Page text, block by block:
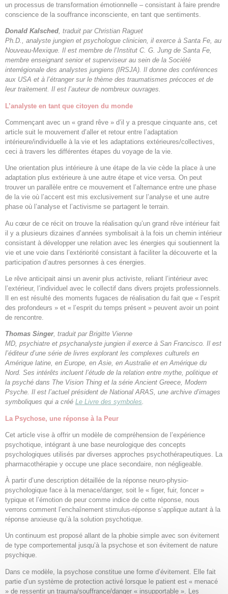
un processus de transformation émotionnelle – consistant à faire prendre
conscience de la souffrance inconsciente, en tant que sentiments.
Donald Kalsched, traduit par Christian Raguet
Ph.D., analyste jungien et psychologue clinicien, il exerce à Santa Fe, au
Nouveau-Mexique. Il est membre de l’Institut C. G. Jung de Santa Fe,
membre enseignant senior et superviseur au sein de la Société
interrégionale des analystes jungiens (IRSJA). Il donne des conférences
aux USA et à l’étranger sur le thème des traumatismes précoces et de
leur traitement. Il est l’auteur de nombreux ouvrages.
L’analyste en tant que citoyen du monde
Commençant avec un « grand rêve » d’il y a presque cinquante ans, cet
article suit le mouvement d’aller et retour entre l’adaptation
intérieure/individuelle à la vie et les adaptations extérieures/collectives,
ceci à travers les différentes étapes du voyage de la vie.
Une orientation plus intérieure à une étape de la vie cède la place à une
adaptation plus extérieure à une autre étape et vice versa. On peut
trouver un parallèle entre ce mouvement et l’alternance entre une phase
de la vie où l’accent est mis exclusivement sur l’analyse et une autre
phase où l’analyse et l’activisme se partagent le terrain.
Au cœur de ce récit on trouve la réalisation qu’un grand rêve intérieur fait
il y a plusieurs dizaines d’années symbolisait à la fois un chemin intérieur
consistant à développer une relation avec les énergies qui soutiennent la
vie et une voie dans l’extériorité consistant à faciliter la découverte et la
participation d’autres personnes à ces énergies.
Le rêve anticipait ainsi un avenir plus activiste, reliant l’intérieur avec
l’extérieur, l’individuel avec le collectif dans divers projets professionnels.
Il en est résulté des moments fugaces de réalisation du fait que « l’esprit
des profondeurs » et « l’esprit du temps présent » peuvent avoir un point
de rencontre.
Thomas Singer, traduit par Brigitte Vienne
MD, psychiatre et psychanalyste jungien il exerce à San Francisco. Il est
l’éditeur d’une série de livres explorant les complexes culturels en
Amérique latine, en Europe, en Asie, en Australie et en Amérique du
Nord. Ses intérêts incluent l’étude de la relation entre mythe, politique et
la psyché dans The Vision Thing et la série Ancient Greece, Modern
Psyche. Il est l’actuel président de National ARAS, une archive d’images
symboliques qui a créé Le Livre des symboles.
La Psychose, une réponse à la Peur
Cet article vise à offrir un modèle de compréhension de l’expérience
psychotique, intégrant à une base neurologique des concepts
psychologiques utilisés par diverses approches psychothérapeutiques. La
pharmacothérapie y occupe une place secondaire, non négligeable.
À partir d’une description détaillée de la réponse neuro-physio-
psychologique face à la menace/danger, soit le « figer, fuir, foncer »
typique et l’émotion de peur comme indice de cette réponse, nous
verrons comment l’enchaînement stimulus-réponse s’applique autant à la
réponse anxieuse qu’à la solution psychotique.
Un continuum est proposé allant de la phobie simple avec son évitement
de type comportemental jusqu’à la psychose et son évitement de nature
psychique.
Dans ce modèle, la psychose constitue une forme d’évitement. Elle fait
partie d’un système de protection activé lorsque le patient est « menacé
» de ressentir un trauma/souffrance/danger « insupportable ». Les